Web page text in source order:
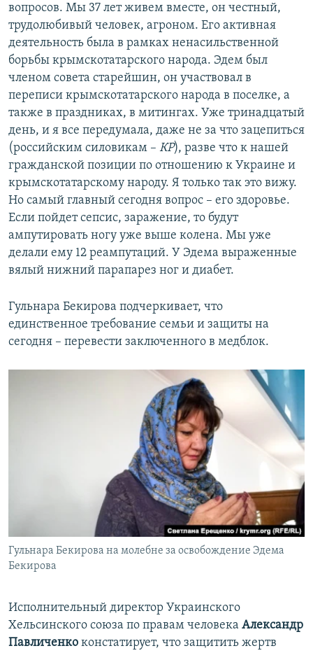
вопросов. Мы 37 лет живем вместе, он честный,
трудолюбивый человек, агроном. Его активная
деятельность была в рамках ненасильственной
борьбы крымскотатарского народа. Эдем был
членом совета старейшин, он участвовал в
переписи крымскотатарского народа в поселке, а
также в праздниках, в митингах. Уже тринадцатый
день, и я все передумала, даже не за что зацепиться
(российским силовикам – КР), разве что к нашей
гражданской позиции по отношению к Украине и
крымскотатарскому народу. Я только так это вижу.
Но самый главный сегодня вопрос – его здоровье.
Если пойдет сепсис, заражение, то будут
ампутировать ногу уже выше колена. Мы уже
делали ему 12 реампутаций. У Эдема выраженные
вялый нижний парапарез ног и диабет.
Гульнара Бекирова подчеркивает, что
единственное требование семьи и защиты на
сегодня – перевести заключенного в медблок.
Гульнара Бекирова на молебне за освобождение Эдема
Бекирова
Исполнительный директор Украинского
Хельсинского союза по правам человека Александр
Павличенко констатирует, что защитить жертв